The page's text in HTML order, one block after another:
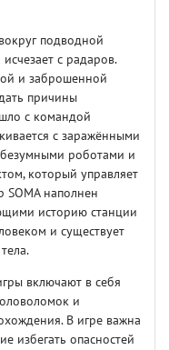
подводной
с радаров.
и заброшенной
причины
с командой
с заражёнными
роботами и
который управляет
наполнен
историю станции
и существует
включают в себя
и
В игре важна
избегать опасностей